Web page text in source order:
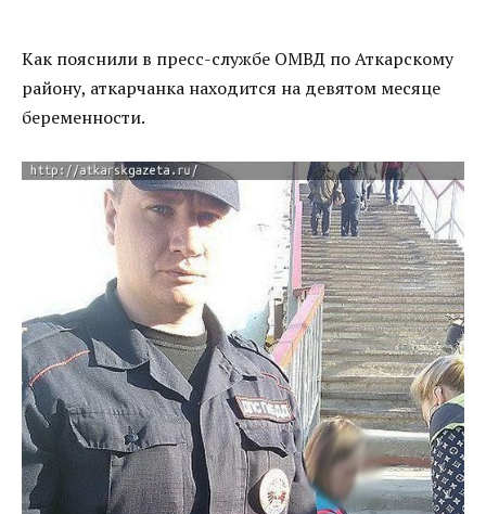
Как пояснили в пресс-службе ОМВД по Аткарскому
району, аткарчанка находится на девятом месяце
беременности.